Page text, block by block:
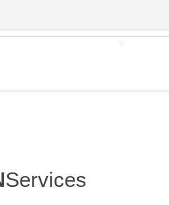
Services